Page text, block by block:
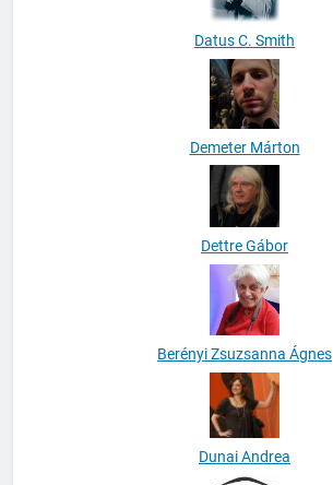
Datus C. Smith
Demeter Márton
Dettre Gábor
Berényi Zsuzsanna Ágnes
Dunai Andrea